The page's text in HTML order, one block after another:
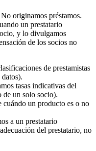
originamos préstamos.
un prestatario
y lo divulgamos
de los socios no
de prestamistas
tasas indicativas del
de un solo socio).
cuándo un producto es o no
a un prestatario
del prestatario, no